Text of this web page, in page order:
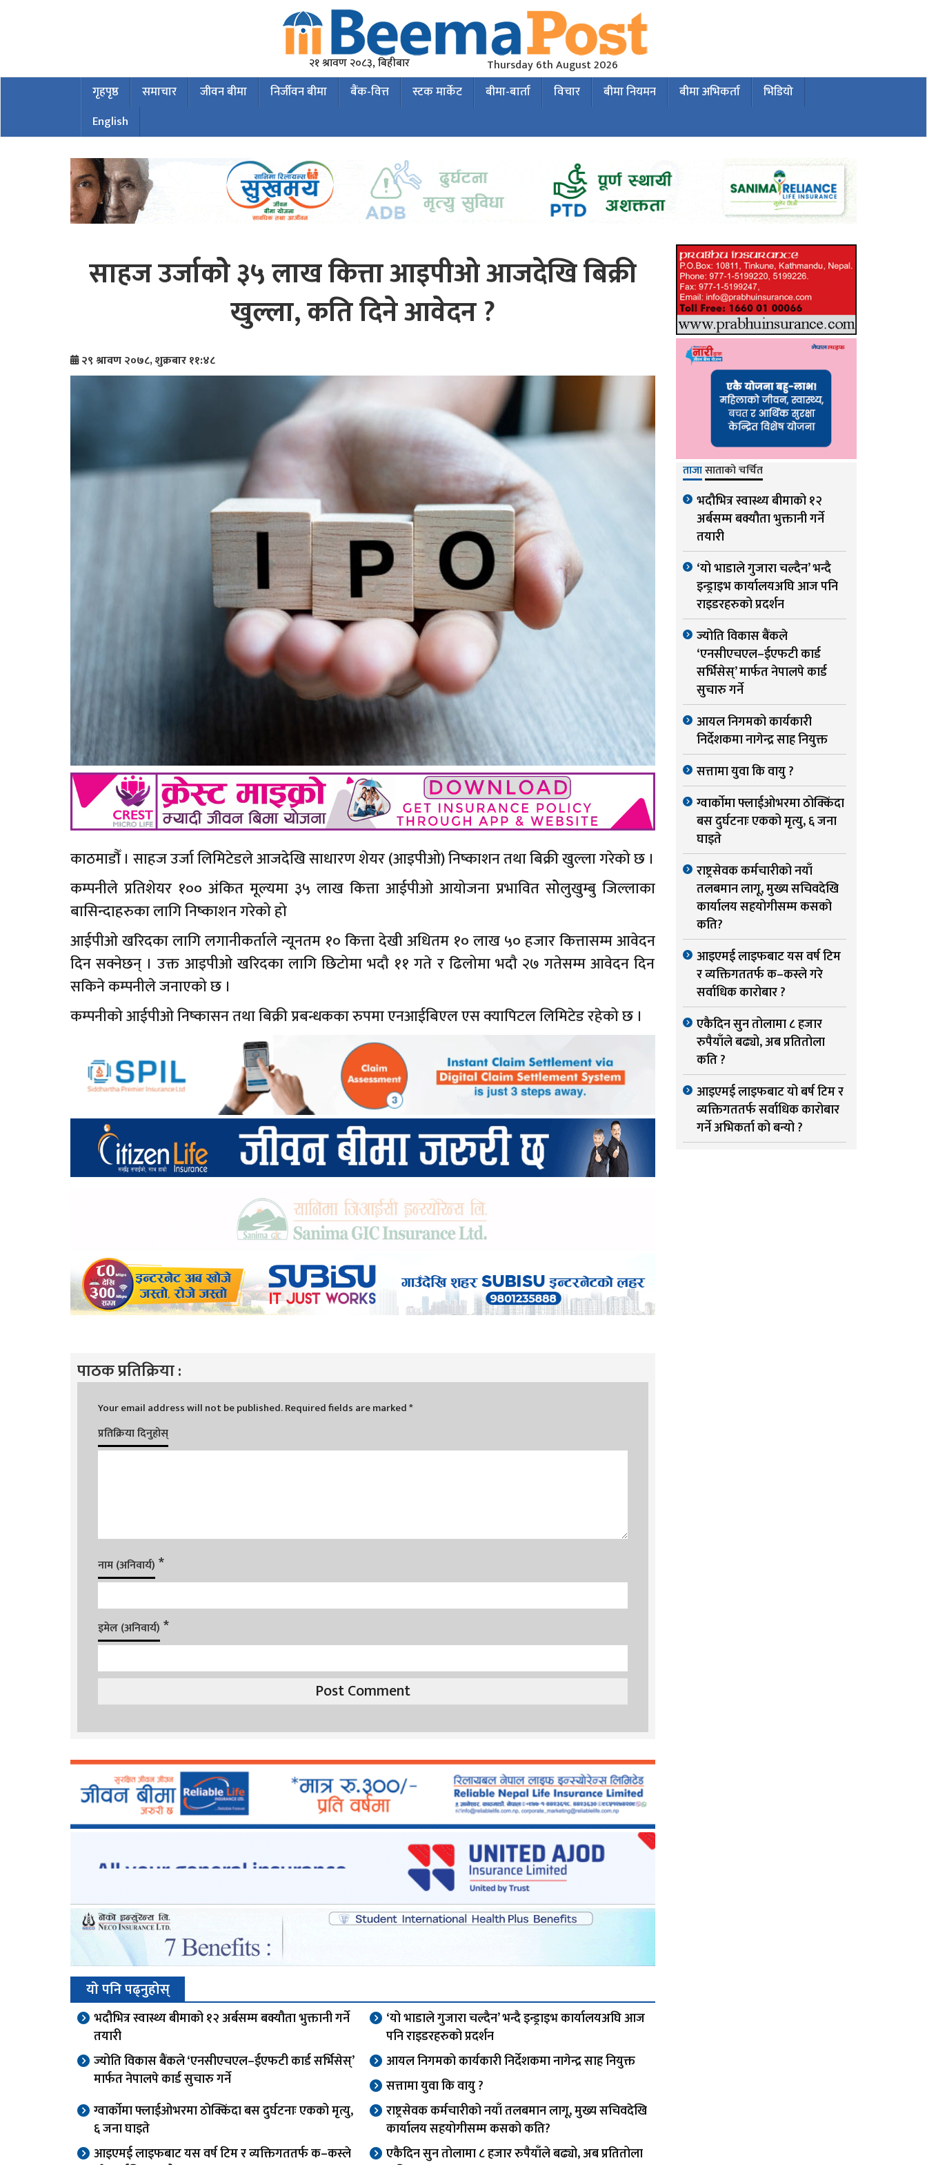
२१ श्रावण २०८३, बिहीबार Thursday 6th August 2026
गृहपृष्ठ समाचार जीवन बीमा निर्जीवन बीमा बैंक-वित्त स्टक मार्केट बीमा-बार्ता विचार बीमा नियमन बीमा अभिकर्ता
भिडियो
English
साहज उर्जाकोे ३५ लाख कित्ता आइपीओ आजदेखि बिक्री
खुल्ला, कति दिने आवेदन ?
२९ श्रावण २०७८, शुक्रबार ११:४८
काठमाडौँ । साहज उर्जा लिमिटेडले आजदेखि साधारण शेयर (आइपीओ) निष्काशन तथा बिक्री खुल्ला गरेको छ ।
कम्पनीले प्रतिशेयर १०० अंकित मूल्यमा ३५ लाख कित्ता आईपीओ आयोजना प्रभावित सोेलुखुम्बु जिल्लाका
बासिन्दाहरुका लागि निष्काशन गरेको हो
आईपीओ खरिदका लागि लगानीकर्ताले न्यूनतम १० कित्ता देखी अधितम १० लाख ५० हजार कित्तासम्म आवेदन
दिन सक्नेछन् । उक्त आइपीओ खरिदका लागि छिटोमा भदौ ११ गते र ढिलोमा भदौ २७ गतेसम्म आवेदन दिन
सकिने कम्पनीले जनाएको छ ।
कम्पनीको आईपीओ निष्कासन तथा बिक्री प्रबन्धकका रुपमा एनआईबिएल एस क्यापिटल लिमिटेड रहेको छ ।
पाठक प्रतिक्रिया :
Your email address will not be published.Required fields are marked*
प्रतिक्रिया दिनुहोस्
नाम (अनिवार्य) *
इमेल (अनिवार्य) *
यो पनि पढ्नुहोस्
भदौभित्र स्वास्थ्य बीमाको १२ अर्बसम्म बक्यौता भुक्तानी गर्ने
तयारी
‘यो भाडाले गुजारा चल्दैन’ भन्दै इन्ड्राइभ कार्यालयअघि आज
पनि राइडरहरुको प्रदर्शन
ज्योति विकास बैंकले ‘एनसीएचएल–ईएफटी कार्ड सर्भिसेस्’
मार्फत नेपालपे कार्ड सुचारु गर्ने
आयल निगमको कार्यकारी निर्देशकमा नागेन्द्र साह नियुक्त
सत्तामा युवा कि वायु ?
ग्वार्काेमा फ्लाईओभरमा ठोक्किंदा बस दुर्घटनाः एकको मृत्यु,
६ जना घाइते
राष्ट्रसेवक कर्मचारीको नयाँ तलबमान लागू, मुख्य सचिवदेखि
कार्यालय सहयोगीसम्म कसको कति?
आइएमई लाइफबाट यस वर्ष टिम र व्यक्तिगततर्फ क–कस्ले
एकैदिन सुन तोलामा ८ हजार रुपैयाँले बढ्यो, अब प्रतितोला
ताजासाताको चर्चित
भदौभित्र स्वास्थ्य बीमाको १२
अर्बसम्म बक्यौता भुक्तानी गर्ने
तयारी
‘यो भाडाले गुजारा चल्दैन’ भन्दै
इन्ड्राइभ कार्यालयअघि आज पनि
राइडरहरुको प्रदर्शन
ज्योति विकास बैंकले
‘एनसीएचएल–ईएफटी कार्ड
सर्भिसेस्’ मार्फत नेपालपे कार्ड
सुचारु गर्ने
आयल निगमको कार्यकारी
निर्देशकमा नागेन्द्र साह नियुक्त
सत्तामा युवा कि वायु ?
ग्वार्काेमा फ्लाईओभरमा ठोक्किंदा
बस दुर्घटनाः एकको मृत्यु, ६ जना
घाइते
राष्ट्रसेवक कर्मचारीको नयाँ
तलबमान लागू, मुख्य सचिवदेखि
कार्यालय सहयोगीसम्म कसको
कति?
आइएमई लाइफबाट यस वर्ष टिम
र व्यक्तिगततर्फ क–कस्ले गरे
सर्वाधिक कारोबार ?
एकैदिन सुन तोलामा ८ हजार
रुपैयाँले बढ्यो, अब प्रतितोला
कति ?
आइएमई लाइफबाट यो बर्ष टिम र
व्यक्तिगततर्फ सर्वाधिक कारोबार
गर्ने अभिकर्ता को बन्यो ?